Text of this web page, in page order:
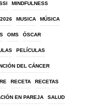
MINDFULNESS
MUSICA MÚSICA
OMS ÓSCAR
PELÍCULAS
DEL CÁNCER
RECETA RECETAS
EN PAREJA SALUD